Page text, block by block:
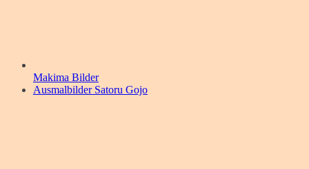
Makima Bilder
Ausmalbilder Satoru Gojo